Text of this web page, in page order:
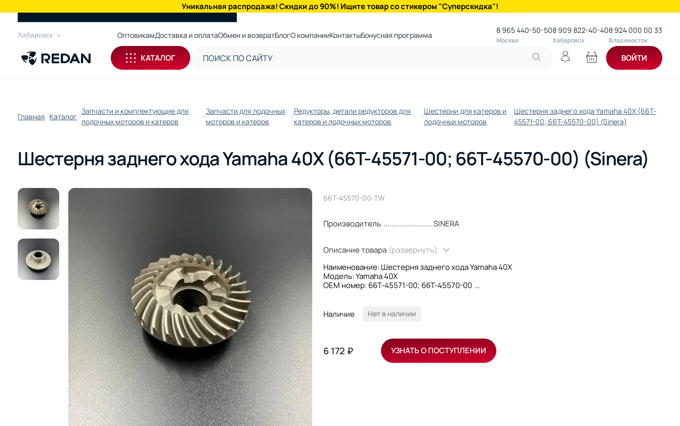
Уникальная распродажа! Скидки до 90%! Ищите товар со стикером "Суперскидка"!
Хабаровск ОптовикамДоставка и оплатаОбмен и возвратБлогО компанииКонтактыБонусная программа 8 965 440-50-50
Москва
8 909 822-40-40
Хабаровск
8 924 000 00 33
Владивосток
КАТАЛОГ ВОЙТИ
Главная Каталог
Запчасти и комплектующие для
лодочных моторов и катеров
Запчасти для лодочных
моторов и катеров
Редукторы, детали редукторов для
катеров и лодочных моторов
Шестерни для катеров и
лодочных моторов
Шестерня заднего хода Yamaha 40X (66T-
45571-00; 66T-45570-00) (Sinera)
Шестерня заднего хода Yamaha 40X (66T-45571-00; 66T-45570-00) (Sinera)
66T-45570-00-TW
Производитель SINERA
Описание товара (развернуть)
Наименование: Шестерня заднего хода Yamaha 40X
Модель: Yamaha 40X
OEM номер: 66T-45571-00; 66T-45570-00
Наличие
Нет в наличии
6 172 ₽ УЗНАТЬ О ПОСТУПЛЕНИИ